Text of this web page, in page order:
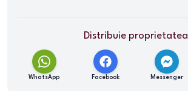
Distribuie proprietatea
WhatsApp Facebook Messenger